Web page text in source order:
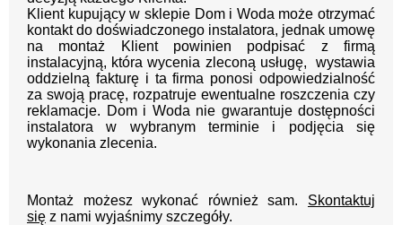
Klient kupujący w sklepie Dom i Woda może otrzymać
kontakt do doświadczonego instalatora, jednak umowę
na montaż Klient powinien podpisać z firmą
instalacyjną, która wycenia zleconą usługę, wystawia
oddzielną fakturę i ta firma ponosi odpowiedzialność
za swoją pracę, rozpatruje ewentualne roszczenia czy
reklamacje. Dom i Woda nie gwarantuje dostępności
instalatora w wybranym terminie i podjęcia się
wykonania zlecenia.
Montaż możesz wykonać również sam. Skontaktuj
się z nami wyjaśnimy szczegóły.